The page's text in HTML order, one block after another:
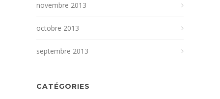
novembre 2013
octobre 2013
septembre 2013
CATÉGORIES